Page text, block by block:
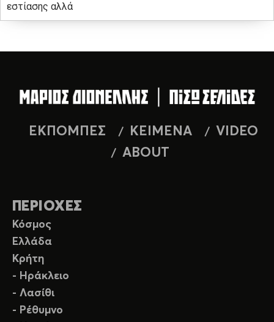
εστίασης αλλά
ΕΚΠΟΜΠΕΣ ΚΕΙΜΕΝΑ
VIDEO
ABOUT
ΠΕΡΙΟΧΕΣ
Κόσμος
Ελλάδα
Κρήτη
- Ηράκλειο
- Λασίθι
- Ρέθυμνο